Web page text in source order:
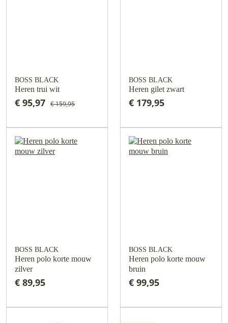
BOSS BLACK
Heren trui wit
€ 95,97 € 159,95
BOSS BLACK
Heren gilet zwart
€ 179,95
BOSS BLACK
Heren polo korte mouw
zilver
€ 89,95
BOSS BLACK
Heren polo korte mouw
bruin
€ 99,95